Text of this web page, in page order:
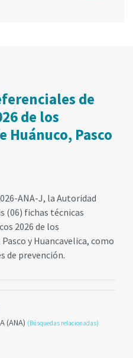
de
de los
Huánuco, Pasco
ANA-J, la Autoridad
(06) fichas técnicas
2026 de los
y Huancavelica, como
de prevención.
(ANA) (Búsquedas relacionadas)